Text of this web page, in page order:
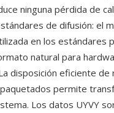
ninguna pérdida de
de difusión: el
en los estándares
natural para
disposición eficiente de
permite
Los datos UYVY